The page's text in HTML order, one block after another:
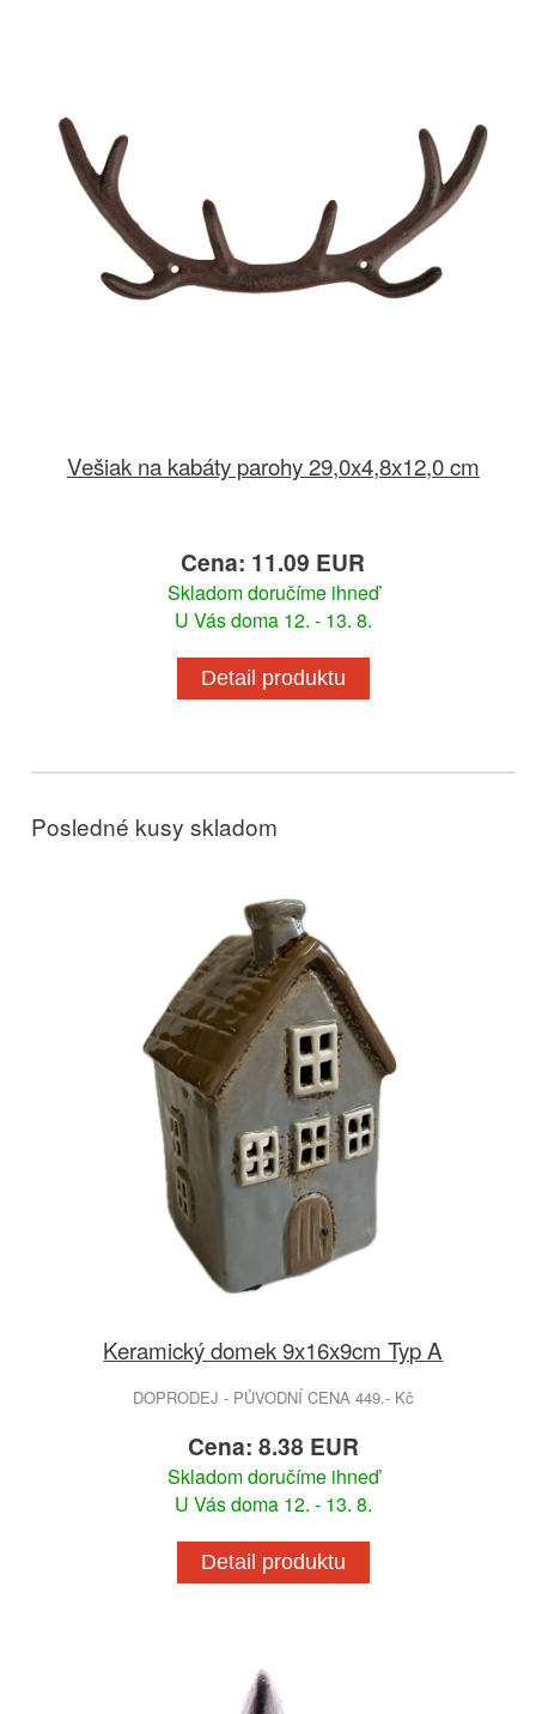
Vešiak na kabáty parohy 29,0x4,8x12,0 cm
Cena: 11.09 EUR
Skladom doručíme ihneď
U Vás doma 12. - 13. 8.
Detail produktu
Posledné kusy skladom
Keramický domek 9x16x9cm Typ A
DOPRODEJ - PŮVODNÍ CENA 449.- Kč
Cena: 8.38 EUR
Skladom doručíme ihneď
U Vás doma 12. - 13. 8.
Detail produktu